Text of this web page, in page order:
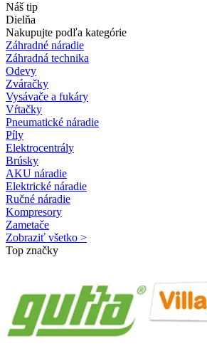
Náš tip
Dielňa
Nakupujte podľa kategórie
Záhradné náradie
Záhradná technika
Odevy
Zváračky
Vysávače a fukáry
Vŕtačky
Pneumatické náradie
Píly
Elektrocentrály
Brúsky
AKU náradie
Elektrické náradie
Ručné náradie
Kompresory
Zametače
Zobraziť všetko >
Top značky